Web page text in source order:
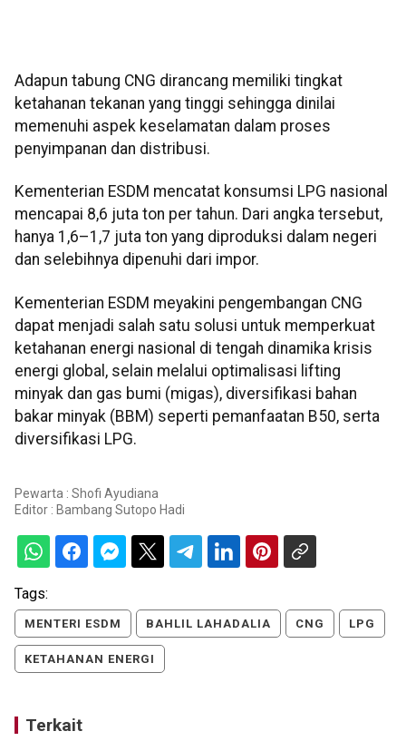
Adapun tabung CNG dirancang memiliki tingkat
ketahanan tekanan yang tinggi sehingga dinilai
memenuhi aspek keselamatan dalam proses
penyimpanan dan distribusi.
Kementerian ESDM mencatat konsumsi LPG nasional
mencapai 8,6 juta ton per tahun. Dari angka tersebut,
hanya 1,6–1,7 juta ton yang diproduksi dalam negeri
dan selebihnya dipenuhi dari impor.
Kementerian ESDM meyakini pengembangan CNG
dapat menjadi salah satu solusi untuk memperkuat
ketahanan energi nasional di tengah dinamika krisis
energi global, selain melalui optimalisasi lifting
minyak dan gas bumi (migas), diversifikasi bahan
bakar minyak (BBM) seperti pemanfaatan B50, serta
diversifikasi LPG.
Pewarta : Shofi Ayudiana
Editor : Bambang Sutopo Hadi
Tags:
MENTERI ESDM BAHLIL LAHADALIA CNG LPG
KETAHANAN ENERGI
Terkait